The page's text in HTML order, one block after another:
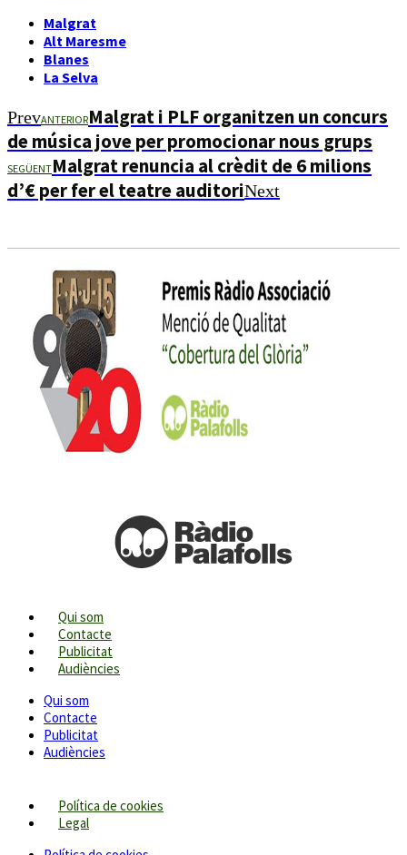
Malgrat
Alt Maresme
Blanes
La Selva
PrevANTERIORMalgrat i PLF organitzen un concurs
de música jove per promocionar nous grups
SEGÜENTMalgrat renuncia al crèdit de 6 milions
d’€ per fer el teatre auditoriNext
Qui som
Contacte
Publicitat
Audiències
Qui som
Contacte
Publicitat
Audiències
Política de cookies
Legal